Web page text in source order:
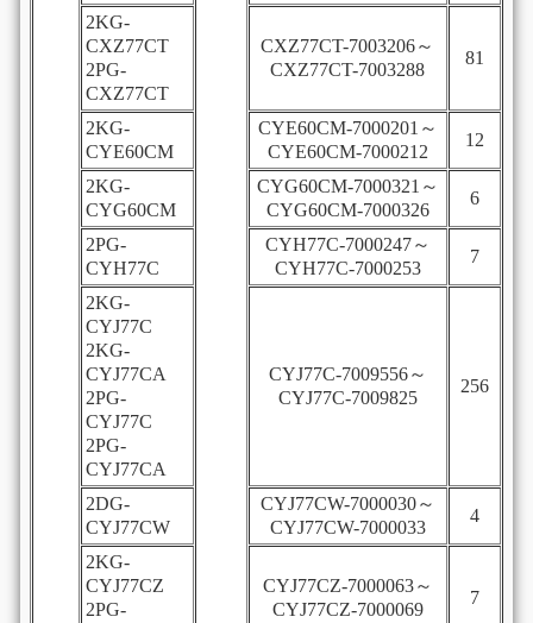
2KG-
CXZ77CT
2PG-
CXZ77CT
CXZ77CT-7003206～
CXZ77CT-7003288
81
2KG-
CYE60CM
CYE60CM-7000201～
CYE60CM-7000212
12
2KG-
CYG60CM
CYG60CM-7000321～
CYG60CM-7000326
6
2PG-
CYH77C
CYH77C-7000247～
CYH77C-7000253
7
2KG-
CYJ77C
2KG-
CYJ77CA
2PG-
CYJ77C
2PG-
CYJ77CA
CYJ77C-7009556～
CYJ77C-7009825
256
2DG-
CYJ77CW
CYJ77CW-7000030～
CYJ77CW-7000033
4
2KG-
CYJ77CZ
2PG-
CYJ77CZ-7000063～
CYJ77CZ-7000069
7